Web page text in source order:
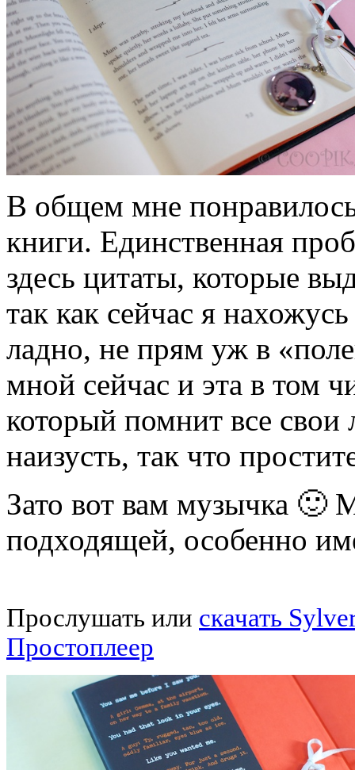
В общем мне
книги. Единственная
здесь цитаты, которые
так как сейчас я
ладно, не прям уж в
мной сейчас и эта в том
который помнит все
наизусть, так что
Зато вот вам музычка 🙂
подходящей, особенно
Прослушать или скачать
Простоплеер